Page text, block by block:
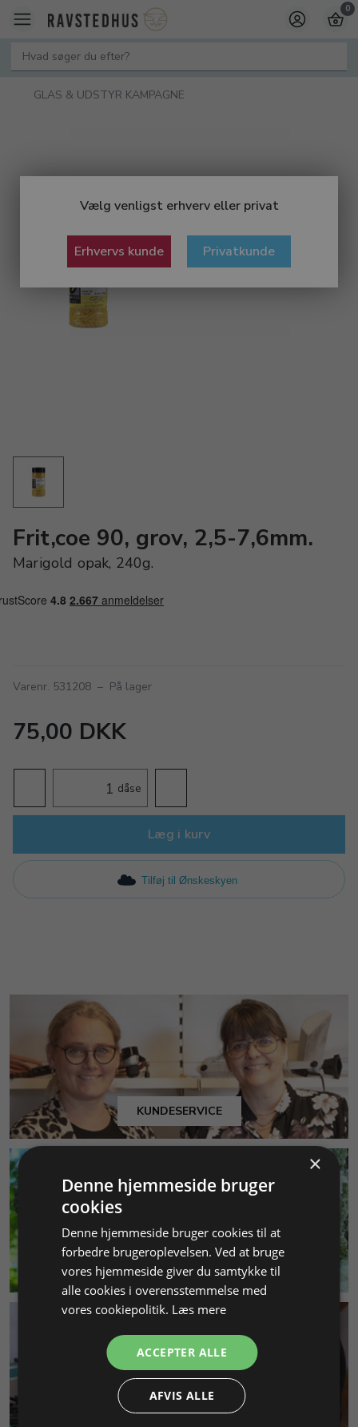
Vælg venligst erhverv eller privat
Erhvervs kunde Privatkunde
0
GLAS & UDSTYR KAMPAGNE
Frit,coe 90, grov, 2,5-7,6mm.
Marigold opak, 240g.
Varenr. 531208 – På lager
75,00 DKK
dåse
Læg i kurv
Tilføj til Ønskeskyen
KUNDESERVICE
MILJØ & BÆREDYGTIGHED
SMYKKEKURSER
×
Denne hjemmeside bruger
cookies
Denne hjemmeside bruger cookies til at
forbedre brugeroplevelsen. Ved at bruge
vores hjemmeside giver du samtykke til
alle cookies i overensstemmelse med
vores cookiepolitik. Læs mere
ACCEPTER ALLE
AFVIS ALLE